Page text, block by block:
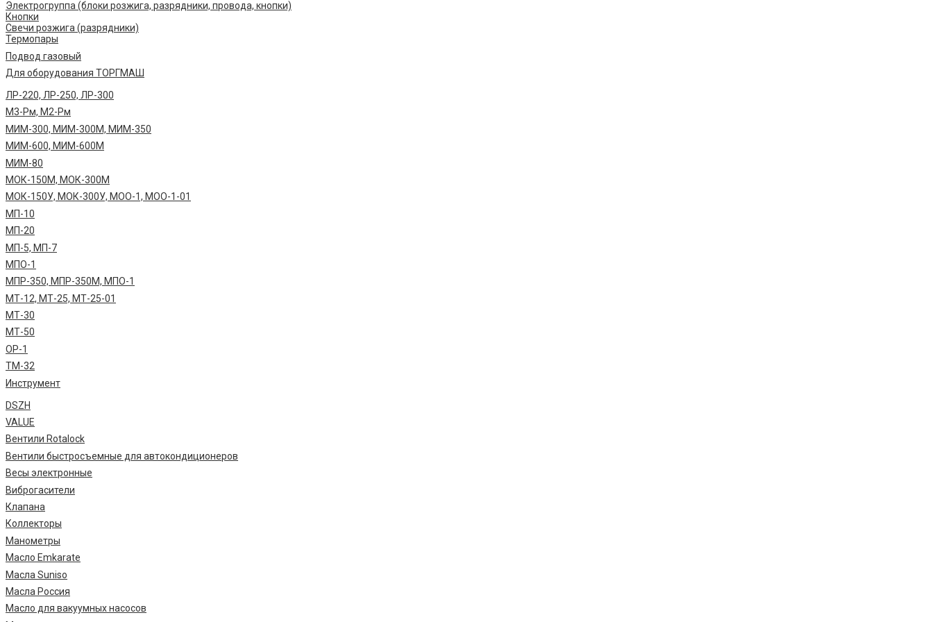
Электрогруппа (блоки розжига, разрядники, провода, кнопки)
Кнопки
Свечи розжига (разрядники)
Термопары
Подвод газовый
Для оборудования ТОРГМАШ
ЛР-220, ЛР-250, ЛР-300
М3-Рм, М2-Рм
МИМ-300, МИМ-300М, МИМ-350
МИМ-600, МИМ-600М
МИМ-80
МОК-150М, МОК-300М
МОК-150У, МОК-300У, МОО-1, МОО-1-01
МП-10
МП-20
МП-5, МП-7
МПО-1
МПР-350, МПР-350М, МПО-1
МТ-12, МТ-25, МТ-25-01
МТ-30
МТ-50
ОР-1
ТМ-32
Инструмент
DSZH
VALUE
Вентили Rotalock
Вентили быстросъемные для автокондиционеров
Весы электронные
Виброгасители
Клапана
Коллекторы
Манометры
Масло Emkarate
Масла Suniso
Масла Россия
Масло для вакуумных насосов